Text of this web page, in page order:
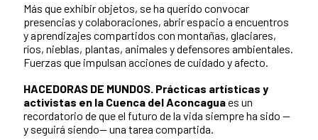
Más que exhibir objetos, se ha querido convocar
presencias y colaboraciones, abrir espacio a encuentros
y aprendizajes compartidos con montañas, glaciares,
ríos, nieblas, plantas, animales y defensores ambientales.
Fuerzas que impulsan acciones de cuidado y afecto.
HACEDORAS DE MUNDOS. Prácticas artísticas y
activistas en la Cuenca del Aconcaguaes un
recordatorio de que el futuro de la vida siempre ha sido —
y seguirá siendo— una tarea compartida.